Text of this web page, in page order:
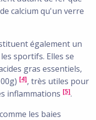
calcium qu'un verre
également un
sportifs. Elles se
gras essentiels,
[4], très utiles pour
inflammations [5].
les baies